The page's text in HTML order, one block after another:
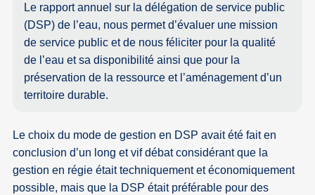
Le rapport annuel sur la délégation de service public
(DSP) de l’eau, nous permet d’évaluer une mission
de service public et de nous féliciter pour la qualité
de l’eau et sa disponibilité ainsi que pour la
préservation de la ressource et l’aménagement d’un
territoire durable.
Le choix du mode de gestion en DSP avait été fait en
conclusion d’un long et vif débat considérant que la
gestion en régie était techniquement et économiquement
possible, mais que la DSP était préférable pour des